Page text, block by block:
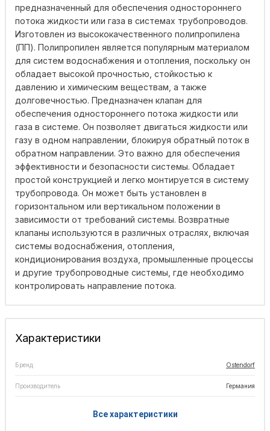
предназначенный для обеспечения одностороннего
потока жидкости или газа в системах трубопроводов.
Изготовлен из высококачественного полипропилена
(ПП). Полипропилен является популярным материалом
для систем водоснабжения и отопления, поскольку он
обладает высокой прочностью, стойкостью к
давлению и химическим веществам, а также
долговечностью. Предназначен клапан для
обеспечения одностороннего потока жидкости или
газа в системе. Он позволяет двигаться жидкости или
газу в одном направлении, блокируя обратный поток в
обратном направлении. Это важно для обеспечения
эффективности и безопасности системы. Обладает
простой конструкцией и легко монтируется в систему
трубопровода. Он может быть установлен в
горизонтальном или вертикальном положении в
зависимости от требований системы. Возвратные
клапаны используются в различных отраслях, включая
системы водоснабжения, отопления,
кондиционирования воздуха, промышленные процессы
и другие трубопроводные системы, где необходимо
контролировать направление потока.
Характеристики
Бренд Ostendorf
Производитель Германия
Все характеристики